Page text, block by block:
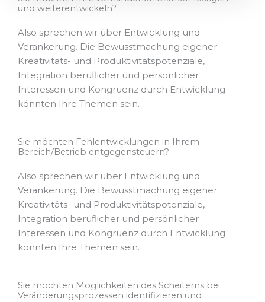
und weiterentwickeln?
Also sprechen wir über Entwicklung und
Verankerung. Die Bewusstmachung eigener
Kreativitäts- und Produktivitätspotenziale,
Integration beruflicher und persönlicher
Interessen und Kongruenz durch Entwicklung
könnten Ihre Themen sein.
Sie möchten Fehlentwicklungen in Ihrem
Bereich/Betrieb entgegensteuern?
Also sprechen wir über Entwicklung und
Verankerung. Die Bewusstmachung eigener
Kreativitäts- und Produktivitätspotenziale,
Integration beruflicher und persönlicher
Interessen und Kongruenz durch Entwicklung
könnten Ihre Themen sein.
Sie möchten Möglichkeiten des Scheiterns bei
Veränderungsprozessen identifizieren und